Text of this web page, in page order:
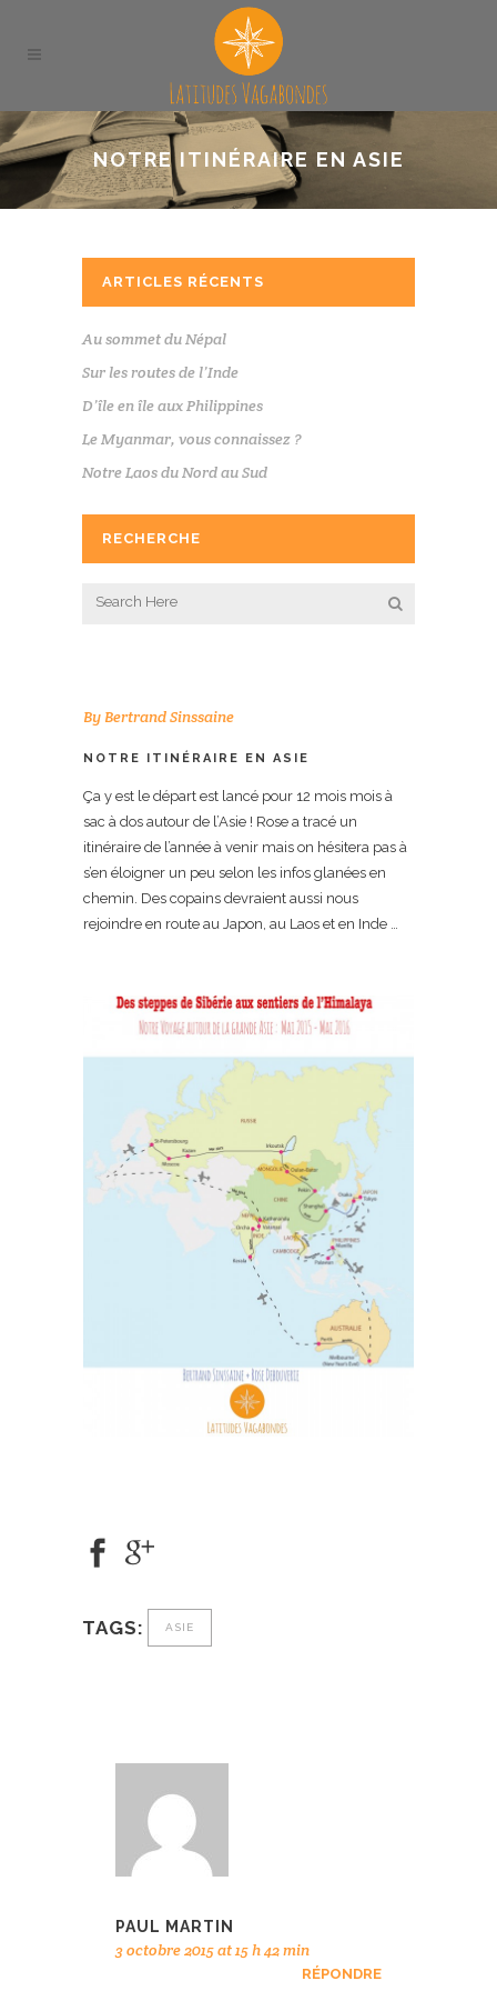
NOTRE ITINÉRAIRE EN ASIE
ARTICLES RÉCENTS
Au sommet du Népal
Sur les routes de l’Inde
D’île en île aux Philippines
Le Myanmar, vous connaissez ?
Notre Laos du Nord au Sud
RECHERCHE
By Bertrand Sinssaine
NOTRE ITINÉRAIRE EN ASIE
Ça y est le départ est lancé pour 12 mois mois à
sac à dos autour de l’Asie ! Rose a tracé un
itinéraire de l’année à venir mais on hésitera pas à
s’en éloigner un peu selon les infos glanées en
chemin. Des copains devraient aussi nous
rejoindre en route au Japon, au Laos et en Inde …
TAGS: ASIE
PAUL MARTIN
3 octobre 2015 at 15 h 42 min
RÉPONDRE